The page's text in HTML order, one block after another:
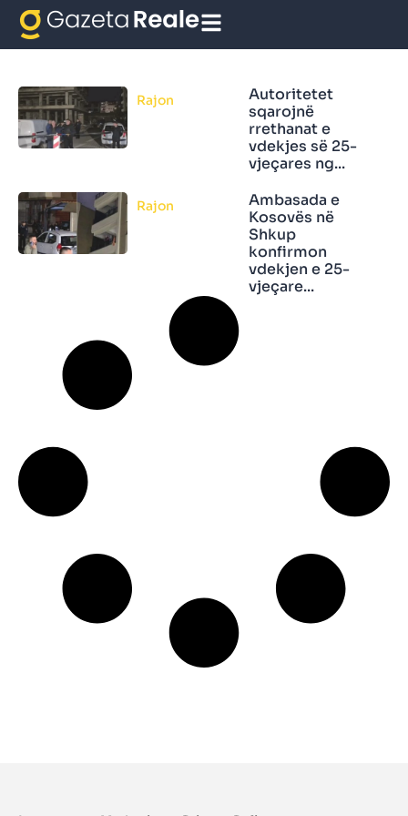
vdes studentja
Rajon
Autoritetet
sqarojnë
rrethanat e
vdekjes së 25-
vjeçares ng...
Rajon
Ambasada e
Kosovës në
Shkup
konfirmon
vdekjen e 25-
vjeçare...